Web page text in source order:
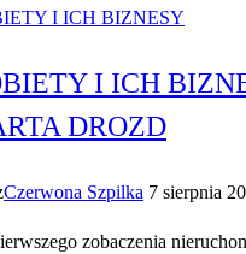
biznesu
I ICH BIZNESY
I ICH
DROZD
Czerwona Szpilka 7 sierpnia
zobaczenia